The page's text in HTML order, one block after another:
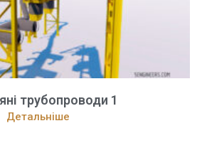
трубопроводи 1
Детальніше